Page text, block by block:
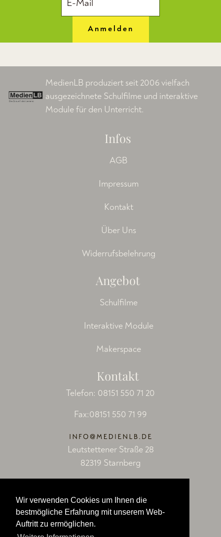
Wir verwenden Cookies um Ihnen die
bestmögliche Erfahrung mit unserem Web-
Auftritt zu ermöglichen.
Anmelden
MedienLB produziert seit 2006 vielfach
ausgezeichnete Schulfilme und interaktive
Module für den Unterricht.
Infos
AGB
Impressum
Kontakt
Über Uns
Widerrufsbelehrung
Angebot
Schulfilme
Interaktive Module
Makerspace
Kontakt
Telefon: 08151 550 71 20
Fax:08151 550 71 99
Leutstettener Straße 28
82319 Starnberg
Facebook